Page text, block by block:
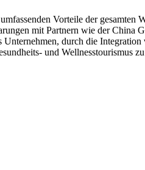
Vorteile der
mit Partnern wie der
durch die
und Wellnesstourismus